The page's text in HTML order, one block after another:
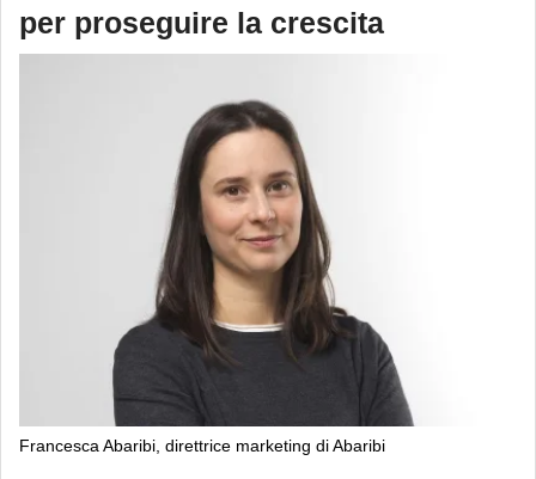
per proseguire la crescita
Francesca Abaribi, direttrice marketing di Abaribi